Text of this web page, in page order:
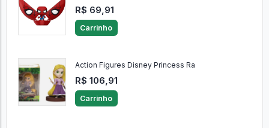
R$ 69,91
Carrinho
Action Figures Disney Princess Ra
R$ 106,91
Carrinho